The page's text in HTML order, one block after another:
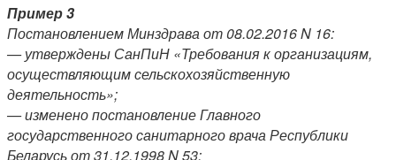
Пример 3
Постановлением Минздрава от 08.02.2016 N 16:
— утверждены СанПиН «Требования к организациям,
осуществляющим сельскохозяйственную
деятельность»;
— изменено постановление Главного
государственного санитарного врача Республики
Беларусь от 31.12.1998 N 53;